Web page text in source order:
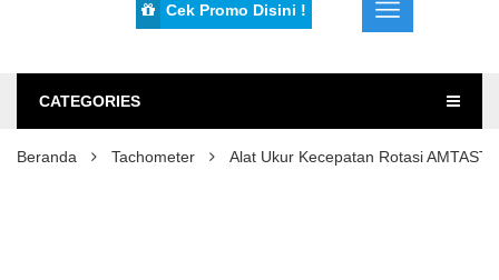
Cek Promo Disini !
CATEGORIES
Beranda Tachometer Alat Ukur Kecepatan Rotasi AMTAST